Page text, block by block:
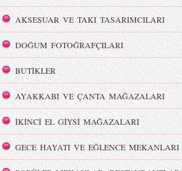
AKSESUAR VE TAKI TASARIMCILARI
DOĞUM FOTOĞRAFÇILARI
BUTİKLER
AYAKKABI VE ÇANTA MAĞAZALARI
İKİNCİ EL GİYSİ MAĞAZALARI
GECE HAYATI VE EĞLENCE MEKANLARI